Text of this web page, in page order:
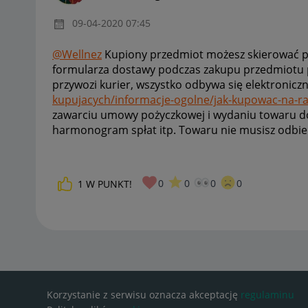
‎09-04-2020 07:45
@Wellnez Kupiony przedmiot możesz skierować
formularza dostawy podczas zakupu
przywozi kurier, wszystko odbywa się
kupujacych/informacje-ogolne/jak-kupowac-na-
zawarciu umowy pożyczkowej i wydaniu towaru
harmonogram spłat itp. Towaru nie musisz
1 W PUNKT! 0 0 0 0
Korzystanie z serwisu oznacza akceptację regulaminu